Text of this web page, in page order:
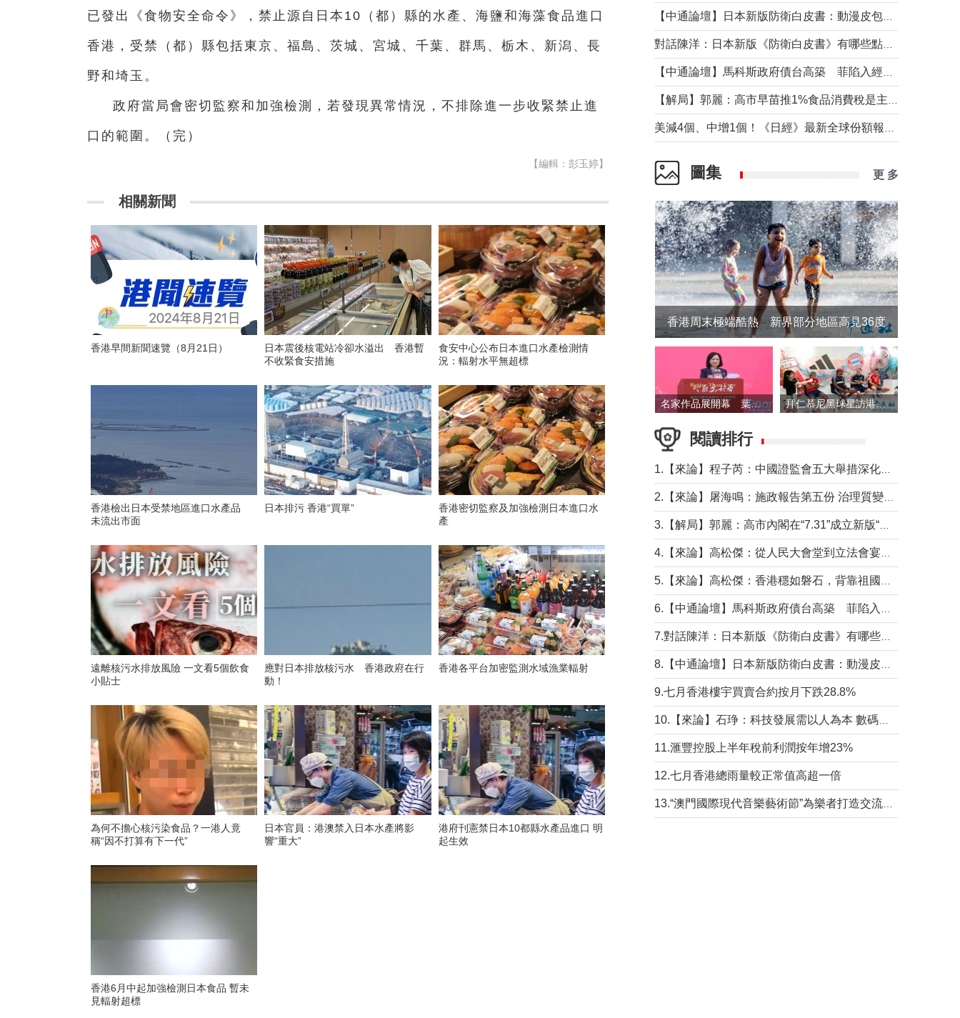
已發出《食物安全命令》，禁止源自日本10（都）縣的水產、海鹽和海藻食品進口
香港，受禁（都）縣包括東京、福島、茨城、宮城、千葉、群馬、栃木、新潟、長
野和埼玉。
政府當局會密切監察和加強檢測，若發現異常情況，不排除進一步收緊禁止進
口的範圍。（完）
【編輯：彭玉婷】
相關新聞
香港早間新聞速覽（8月21日）
日本震後核電站冷卻水溢出 香港暫
不收緊食安措施
食安中心公布日本進口水產檢測情
況：輻射水平無超標
香港檢出日本受禁地區進口水產品
未流出市面
日本排污 香港“買單”
香港密切監察及加強檢測日本進口水
產
遠離核污水排放風險 一文看5個飲食
小貼士
應對日本排放核污水 香港政府在行
動！
香港各平台加密監測水域漁業輻射
為何不擔心核污染食品？一港人竟
稱“因不打算有下一代”
日本官員：港澳禁入日本水產將影
響“重大”
港府刊憲禁日本10都縣水產品進口 明
起生效
香港6月中起加強檢測日本食品 暫未
見輻射超標
圖集 更 多
香港周末極端酷熱 新界部分地區高見36度
名家作品展開幕 葉劉淑儀出席並致辭 拜仁慕尼黑球星訪港 與球迷近距離互動
閱讀排行
9.七月香港樓宇買賣合約按月下跌28.8%
11.滙豐控股上半年稅前利潤按年增23%
12.七月香港總雨量較正常值高超一倍